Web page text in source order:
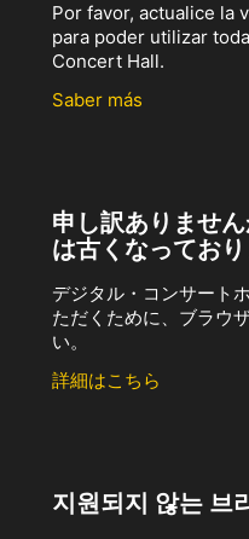
Por favor, actualice la
para poder utilizar
Concert Hall.
Saber más
申し訳ありませ
は古くなってお
デジタル・コンサート
ただくために、ブラウ
い。
詳細はこちら
지원되지 않는 브